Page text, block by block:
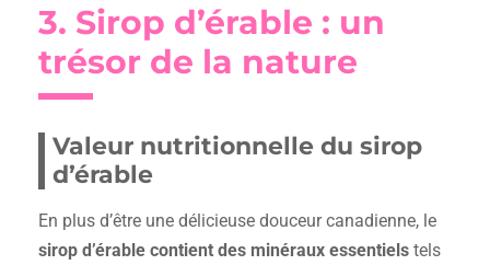
3. Sirop d’érable : un
trésor de la nature
Valeur nutritionnelle du sirop
d’érable
En plus d’être une délicieuse douceur canadienne, le
sirop d’érable contient des minéraux essentiels tels